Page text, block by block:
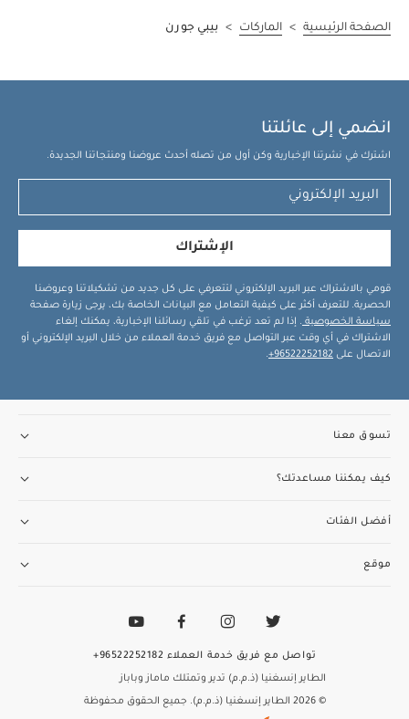
الصفحة الرئيسية > الماركات > بيبي جورن
انضمي إلى عائلتنا
اشترك في نشرتنا الإخبارية وكن أول من تصله أحدث عروضنا ومنتجاتنا الجديدة.
الإشتراك
قومي بالاشتراك عبر البريد الإلكتروني لتتعرفي على كل جديد من تشكيلاتنا وعروضنا
الحصرية. للتعرف أكثر على كيفية التعامل مع البيانات الخاصة بك، يرجى زيارة صفحة
سياسة الخصوصية . إذا لم تعد ترغب في تلقي رسائلنا الإخبارية، يمكنك إلغاء
الاشتراك في أي وقت عبر التواصل مع فريق خدمة العملاء من خلال البريد الإلكتروني أو
الاتصال على 96522252182+
.
تسوق معنا
كيف يمكننا مساعدتك؟
أفضل الفئات
موقع
الطاير إنسغنيا (ذ.م.م) تدير وتمتلك ماماز وباباز
© 2026 الطاير إنسغنيا (ذ.م.م). جميع الحقوق محفوظة
تواصل مع فريق خدمة العملاء 96522252182+